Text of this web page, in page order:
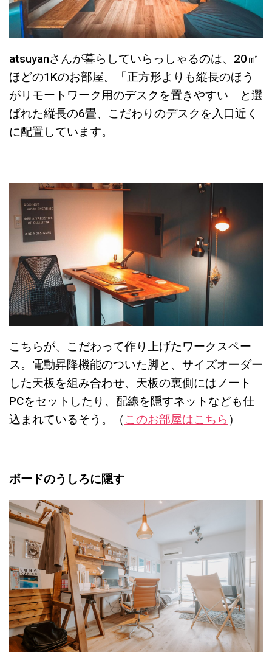
atsuyanさんが暮らしていらっしゃるのは、20㎡
ほどの1Kのお部屋。「正方形よりも縦長のほう
がリモートワーク用のデスクを置きやすい」と選
ばれた縦長の6畳、こだわりのデスクを入口近く
に配置しています。
こちらが、こだわって作り上げたワークスペー
ス。電動昇降機能のついた脚と、サイズオーダー
した天板を組み合わせ、天板の裏側にはノート
PCをセットしたり、配線を隠すネットなども仕
込まれているそう。（このお部屋はこちら）
ボードのうしろに隠す